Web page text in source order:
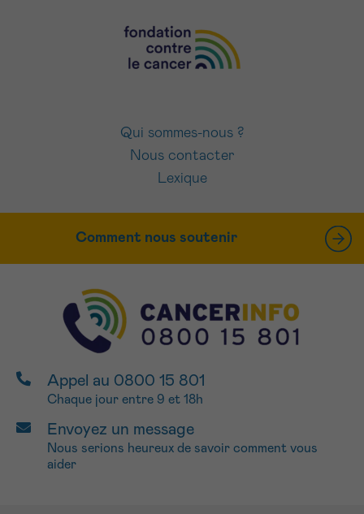
Qui sommes-nous ?
Nous contacter
Lexique
Comment nous soutenir
Appel au 0800 15 801
Chaque jour entre 9 et 18h
Envoyez un message
Nous serions heureux de savoir comment vous
aider